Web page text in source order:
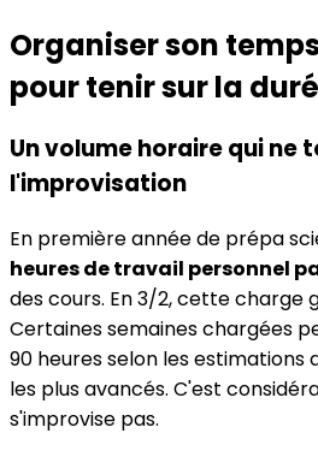
Organiser son
pour tenir sur la
Un volume horaire qui ne
l'improvisation
En première année de prépa
heures de travail personnel
des cours. En 3/2, cette charge
Certaines semaines chargées
90 heures selon les
les plus avancés. C'est
s'improvise pas.